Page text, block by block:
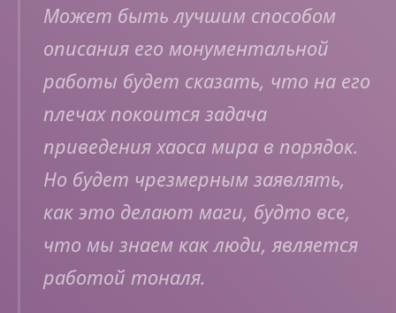
Может быть лучшим способом
описания его монументальной
работы будет сказать, что на его
плечах покоится задача
приведения хаоса мира в порядок.
Но будет чрезмерным заявлять,
как это делают маги, будто все,
что мы знаем как люди, является
работой тоналя.